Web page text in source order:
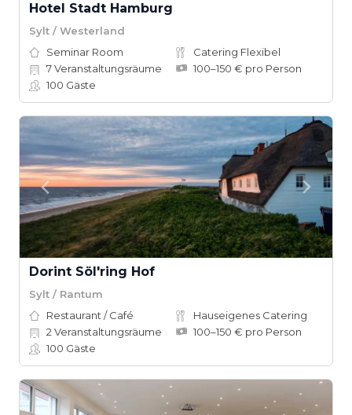
Hotel Stadt Hamburg
Sylt / Westerland
Seminar Room
Catering Flexibel
7Veranstaltungsräume
100–150 € pro Person
100 Gäste
Dorint Söl'ring Hof
Sylt / Rantum
Restaurant / Café
Hauseigenes Catering
2 Veranstaltungsräume
100–150 € pro Person
100 Gäste